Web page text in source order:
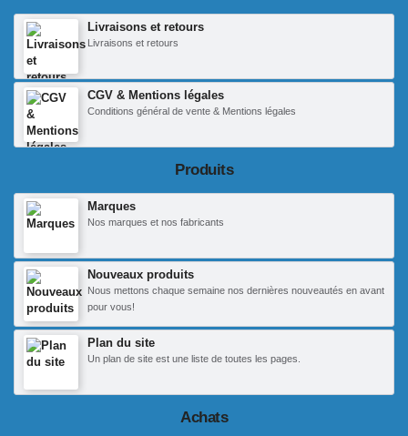
Livraisons et retours
Livraisons et retours
CGV & Mentions légales
Conditions général de vente & Mentions légales
Produits
Marques
Nos marques et nos fabricants
Nouveaux produits
Nous mettons chaque semaine nos dernières nouveautés en avant
pour vous!
Plan du site
Un plan de site est une liste de toutes les pages.
Achats